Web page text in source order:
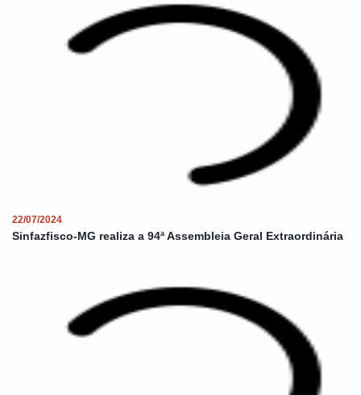
22/07/2024
Sinfazfisco-MG realiza a 94ª Assembleia Geral Extraordinária